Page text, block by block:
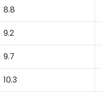
8.8
9.2
9.7
10.3